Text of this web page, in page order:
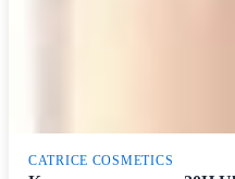
CATRICE COSMETICS